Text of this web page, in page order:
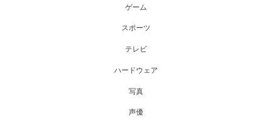
ゲーム
スポーツ
テレビ
ハードウェア
写真
声優